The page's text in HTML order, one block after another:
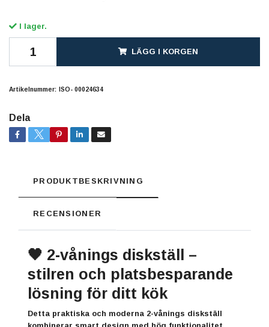
I lager.
LÄGG I KORGEN
Artikelnummer: ISO- 00024634
Dela
PRODUKTBESKRIVNING
RECENSIONER
🖤 2-vånings diskställ –
stilren och platsbesparande
lösning för ditt kök
Detta praktiska och moderna 2-vånings diskställ